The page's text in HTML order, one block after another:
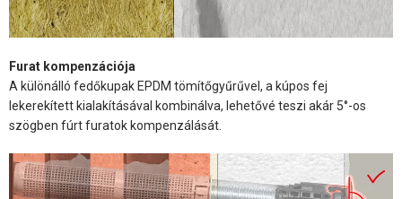
Furat kompenzációja
A különálló fedőkupak EPDM tömítőgyűrűvel, a kúpos fej
lekerekített kialakításával kombinálva, lehetővé teszi akár 5°-os
szögben fúrt furatok kompenzálását.